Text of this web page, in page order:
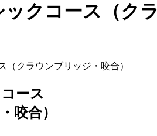
ックコース（ク
（クラウンブリッジ・咬合）
ース
咬合）